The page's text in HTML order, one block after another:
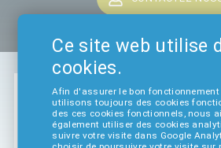
Ce site web utilise
cookies.
Afin d'assurer le bon fonctionnement
utilisons toujours des cookies
des ces cookies fonctionnels, nous
également utiliser des cookies
suivre votre visite dans Google